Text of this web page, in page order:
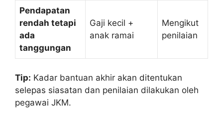
Pendapatan
rendah tetapi
ada
tanggungan
Gaji kecil +
anak ramai
Mengikut
penilaian
Tip: Kadar bantuan akhir akan ditentukan
selepas siasatan dan penilaian dilakukan oleh
pegawai JKM.